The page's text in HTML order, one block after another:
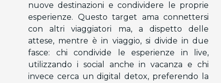
nuove destinazioni e condividere le proprie
esperienze. Questo target ama connettersi
con altri viaggiatori ma, a dispetto delle
attese, mentre è in viaggio, si divide in due
fasce: chi condivide le esperienze in live,
utilizzando i social anche in vacanza e chi
invece cerca un digital detox, preferendo la